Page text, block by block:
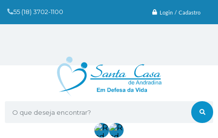
Login / Cadastro
O que deseja encontrar?
55 (18) 3702-1100